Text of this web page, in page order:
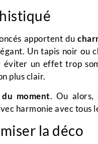
apportent du
Un tapis noir ou
éviter un effet trop
plus clair.
moment. Ou alors,
harmonie avec tous
la déco